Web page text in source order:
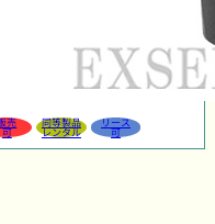
売
可
同等製品
レンタル
リース
可